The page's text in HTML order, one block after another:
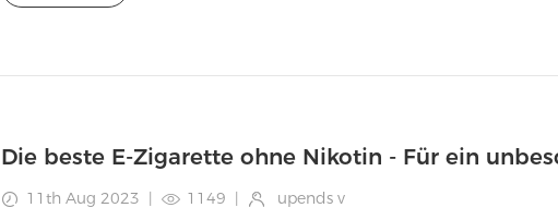
11th Aug 2023 | 1149 | upends v